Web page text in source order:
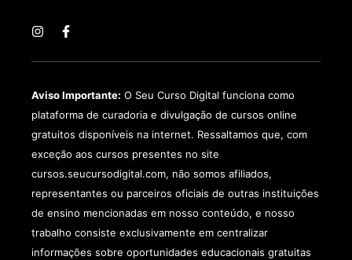
Aviso Importante: O Seu Curso Digital funciona como
plataforma de curadoria e divulgação de cursos online
gratuitos disponíveis na internet. Ressaltamos que, com
exceção aos cursos presentes no site
cursos.seucursodigital.com, não somos afiliados,
representantes ou parceiros oficiais de outras instituições
de ensino mencionadas em nosso conteúdo, e nosso
trabalho consiste exclusivamente em centralizar
informações sobre oportunidades educacionais gratuitas